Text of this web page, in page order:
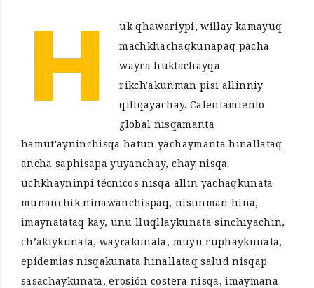
H
uk qhawariypi, willay kamayuq
machkhachaqkunapaq pacha
wayra huktachayqa
rikch'akunman pisi allinniy
qillqayachay. Calentamiento
global nisqamanta
hamut'ayninchisqa hatun yachaymanta hinallataq
ancha saphisapa yuyanchay, chay nisqa
uchkhayninpi técnicos nisqa allin yachaqkunata
munanchik ninawanchispaq, nisunman hina,
imaynatataq kay, unu lluqllaykunata sinchiyachin,
ch’akiykunata, wayrakunata, muyu ruphaykunata,
epidemias nisqakunata hinallataq salud nisqap
sasachaykunata, erosión costera nisqa, imaymana